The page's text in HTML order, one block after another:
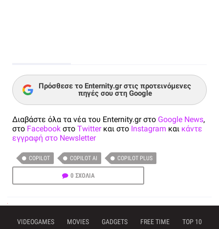
Πρόσθεσε το Enternity.gr στις προτεινόμενες
πηγές σου στη Google
Διαβάστε όλα τα νέα του Enternity.gr στο Google News,
στο Facebook στο Twitterκαι στο Instagram και κάντε
εγγραφή στο Newsletter
COPILOT COPILOT AI COPILOT PLUS
0 ΣΧΟΛΙΑ
VIDEOGAMES MOVIES GADGETS FREE TIME
TOP 10